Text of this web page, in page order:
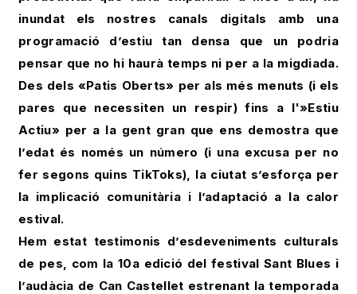
inundat els nostres canals digitals amb una
programació d’estiu tan densa que un podria
pensar que no hi haurà temps ni per a la migdiada.
Des dels «Patis Oberts» per als més menuts (i els
pares que necessiten un respir) fins a l'»Estiu
Actiu» per a la gent gran que ens demostra que
l’edat és només un número (i una excusa per no
fer segons quins TikToks), la ciutat s’esforça per
la implicació comunitària i l’adaptació a la calor
estival.
Hem estat testimonis d’esdeveniments culturals
de pes, com la 10a edició del festival Sant Blues i
l’audàcia de Can Castellet estrenant la temporada